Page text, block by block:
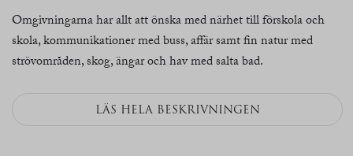
Omgivningarna har allt att önska med närhet till förskola och
skola, kommunikationer med buss, affär samt fin natur med
strövområden, skog, ängar och hav med salta bad.
LÄS HELA BESKRIVNINGEN